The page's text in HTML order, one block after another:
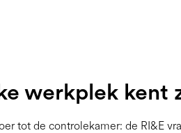
werkplek kent
tot de controlekamer: de RI&E